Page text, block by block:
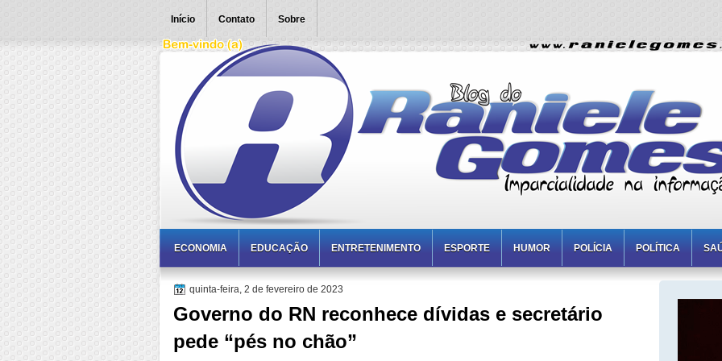
Início Contato Sobre
ECONOMIA EDUCAÇÃO ENTRETENIMENTO ESPORTE HUMOR POLÍCIA POLÍTICA
quinta-feira, 2 de fevereiro de 2023
Governo do RN reconhece dívidas e secretário
pede “pés no chão”